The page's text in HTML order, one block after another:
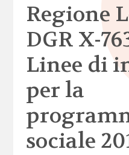
Regione
DGR X-
Linee di
per la
sociale